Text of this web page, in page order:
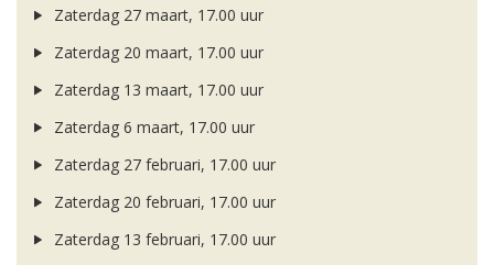
Zaterdag 27 maart, 17.00 uur
Zaterdag 20 maart, 17.00 uur
Zaterdag 13 maart, 17.00 uur
Zaterdag 6 maart, 17.00 uur
Zaterdag 27 februari, 17.00 uur
Zaterdag 20 februari, 17.00 uur
Zaterdag 13 februari, 17.00 uur